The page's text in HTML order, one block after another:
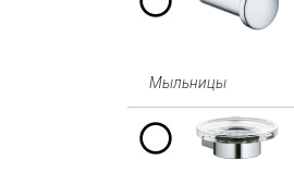
Мыльницы